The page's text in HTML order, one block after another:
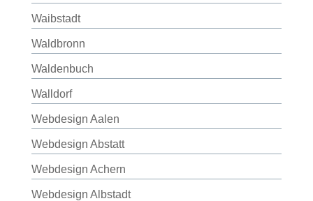
Waibstadt
Waldbronn
Waldenbuch
Walldorf
Webdesign Aalen
Webdesign Abstatt
Webdesign Achern
Webdesign Albstadt